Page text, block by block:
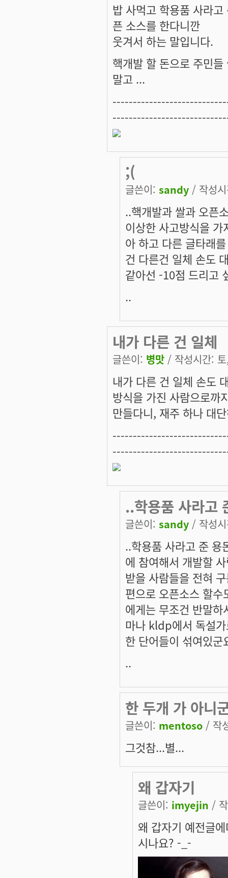
밥 사먹고 학용품 사라
픈 소스를 한다니깐
웃겨서 하는 말입니다.
핵개발 할 돈으로 주민
말고 ...
;(
글쓴이: sandy / 작성
..핵개발과 쌀과 오픈
이상한 사고방식을
아 하고 다른 글타래
건 다른건 일체 손도
같아선 -10점 드리고
..
내가 다른 건 일체
글쓴이: 병맛 / 작성시간:
내가 다른 건 일체 손도
방식을 가진 사람으로까
만들다니, 재주 하나 대
..학용품 사라고
글쓴이: sandy / 작성
..학용품 사라고 준 용
에 참여해서 개발할
받을 사람들을 전혀
편으로 오픈소스 할
에게는 무조건 반말
마나 kldp에서 독설
한 단어들이 섞여있
..
한 두개 가 아니
글쓴이: mentoso / 작
그것참...별...
왜 갑자기
글쓴이: imyejin /
왜 갑자기 예전글
시나요? -_-